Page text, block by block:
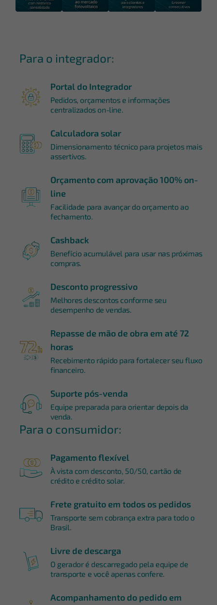
Para o integrador:
Portal do Integrador
Pedidos, orçamentos e informações
centralizados on-line.
Calculadora solar
Dimensionamento técnico para projetos mais
assertivos.
Orçamento com aprovação 100% on-
line
Facilidade para avançar do orçamento ao
fechamento.
Cashback
Benefício acumulável para usar nas próximas
compras.
Desconto progressivo
Melhores descontos conforme seu
desempenho de vendas.
Repasse de mão de obra em até 72
horas
Recebimento rápido para fortalecer seu fluxo
financeiro.
Suporte pós-venda
Equipe preparada para orientar depois da
venda.
Para o consumidor:
Pagamento flexível
À vista com desconto, 50/50, cartão de
crédito e crédito solar.
Frete gratuito em todos os pedidos
Transporte sem cobrança extra para todo o
Brasil.
Livre de descarga
O gerador é descarregado pela equipe de
transporte e você apenas confere.
Acompanhamento do pedido em